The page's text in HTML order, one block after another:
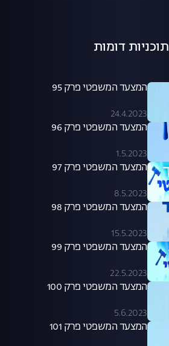
תוכניות דומות
המצעד המשפטי פרק 95
24.4.2023
המצעד המשפטי פרק 96
1.5.2023
המצעד המשפטי פרק 97
8.5.2023
המצעד המשפטי פרק 98
15.5.2023
המצעד המשפטי פרק 99
22.5.2023
המצעד המשפטי פרק 100
5.6.2023
המצעד המשפטי פרק 101